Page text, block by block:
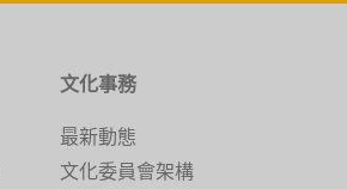
文化事務
最新動態
文化委員會架構